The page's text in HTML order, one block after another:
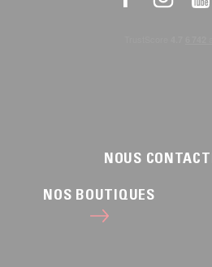
NOUS
NOS BOUTIQUES